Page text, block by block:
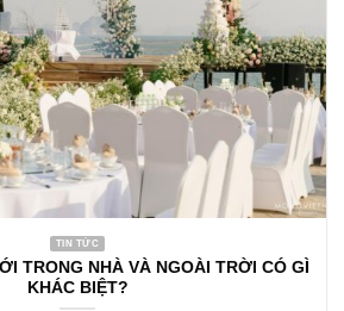
TIN TỨC
TRONG NHÀ VÀ NGOÀI TRỜI CÓ GÌ
KHÁC BIỆT?